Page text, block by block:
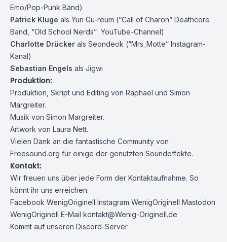
Emo/Pop-Punk Band)
Patrick Kluge als Yun Gu-reum (“Call of Charon” Deathcore
Band “Old School Nerds” YouTube-Channel)
Charlotte Drücker als Seondeok (“Mrs_Motte” Instagram-
Kanal)
Sebastian Engels als Jigwi
Produktion:
Produktion, Skript und Editing von Raphael und Simon
Margreiter.
Musik von Simon Margreiter.
Artwork von Laura Nett.
Vielen Dank an die fantastische Community von
Freesound.org für einige der genutzten Soundeffekte.
Kontakt:
Wir freuen uns über jede Form der Kontaktaufnahme. So
könnt ihr uns erreichen:
Facebook WenigOriginell Instagram WenigOriginell Mastodon
WenigOriginell E-Mail kontakt@Wenig-Originell.de
Kommt auf unseren Discord-Server